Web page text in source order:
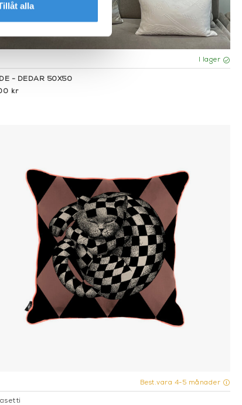
alla
I lager
- DEDAR 50X50
kr
Best.vara 4-5 månader